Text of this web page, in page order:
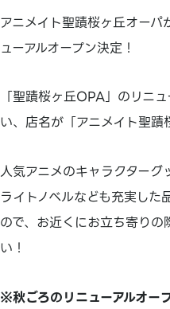
アニメイト聖蹟桜ヶ丘オー
ューアルオープン決定！
「聖蹟桜ヶ丘OPA」のリニ
い、店名が「アニメイト聖蹟
人気アニメのキャラクターグ
ライトノベルなども充実した
ので、お近くにお立ち寄り
い！
※秋ごろのリニューアルオー